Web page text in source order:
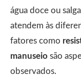
água doce ou
atendem às
fatores como
manuseio são
observados.